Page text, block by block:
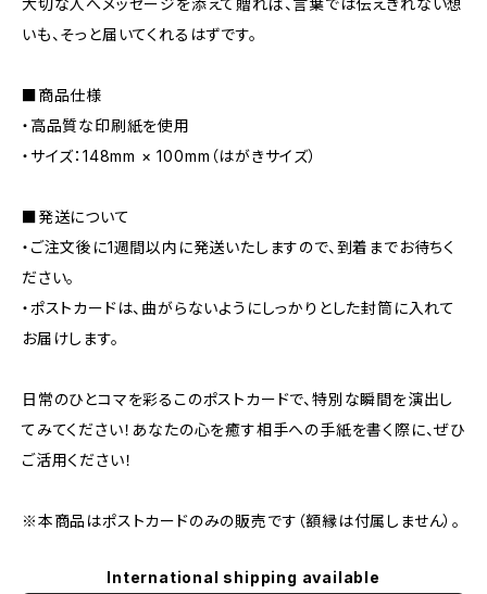
大切な人へメッセージを添えて贈れば、言葉では伝えきれない想
いも、そっと届いてくれるはずです。
■商品仕様
・高品質な印刷紙を使用
・サイズ：148mm × 100mm（はがきサイズ）
■発送について
・ご注文後に1週間以内に発送いたしますので、到着までお待ちく
ださい。
・ポストカードは、曲がらないようにしっかりとした封筒に入れて
お届けします。
日常のひとコマを彩るこのポストカードで、特別な瞬間を演出し
てみてください！あなたの心を癒す相手への手紙を書く際に、ぜひ
ご活用ください！
※本商品はポストカードのみの販売です（額縁は付属しません）。
International shipping available